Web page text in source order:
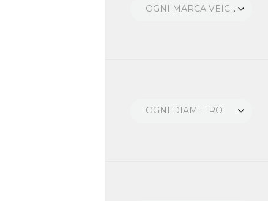
OGNI MARCA VEICOLO
OGNI DIAMETRO